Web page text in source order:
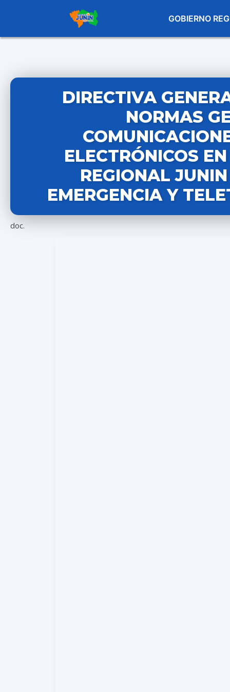
GOBIERNO
DIRECTIVA
NORMAS
ELECTRÓNICOS
REGIONAL
EMERGENCIA Y
doc.